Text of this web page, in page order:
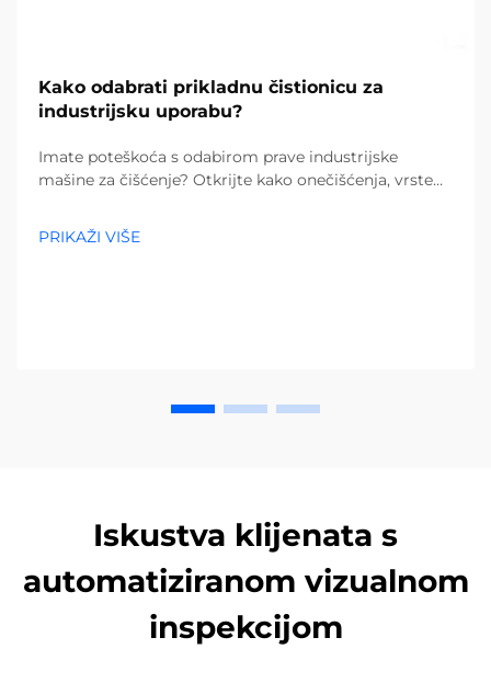
Kako odabrati prikladnu čistionicu za
industrijsku uporabu?
Imate poteškoća s odabirom prave industrijske
mašine za čišćenje? Otkrijte kako onečišćenja, vrste
troškove i povećajte učinkovitost – preuzmite potpuni
vodič već danas.
PRIKAŽI VIŠE
Iskustva klijenata s
automatiziranom vizualnom
inspekcijom